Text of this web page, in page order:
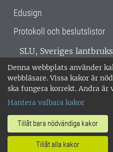
Denna webbplats använder
webbläsare. Vissa kakor är
ska fungera korrekt. Andra är
Hantera valbara kakor
Tillåt bara nödvändiga kakor
Tillåt alla kakor
Edusign
Protokoll och beslutslistor
SLU, Sveriges
verksamhet över hela
Alnarp, Uppsala och
miljöcertifierat enligt
018-67 10 00 • Org nr:
Om SLU:s webbplatser
•Hantera kakor•
personuppgifter